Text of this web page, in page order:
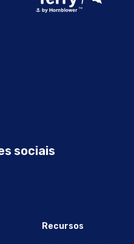
sociais
Recursos